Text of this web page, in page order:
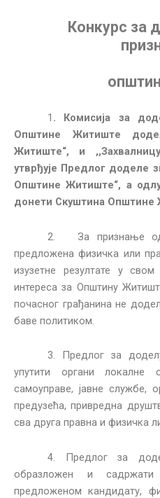
Конкурс за
1 . Комисија за
Општине Житиште
Житиште“, и
утврђује Предлог доделе
Општине Житиште“, а
донети Скуштина Општине
2. За признање
предложена физичка или
изузетне резултате у
интереса за Општину
почасног грађанина не
баве политиком.
3. Предлог за
упутити органи локалне
самоуправе, јавне службе,
предузећа, привредна
сва друга правна и физичка
4. Предлог за
образложен и
предложеном кандидату,